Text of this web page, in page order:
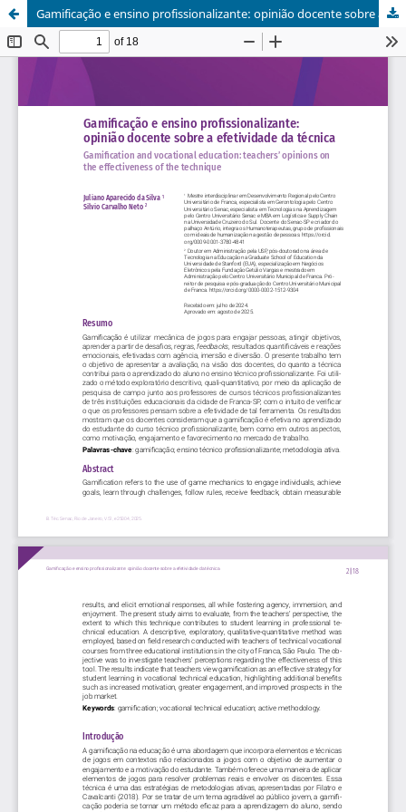
Gamificação e ensino profissionalizante: opinião docente sobre a efetividade da técnica